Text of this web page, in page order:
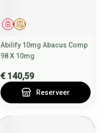
Op voorschrift
Geneesmiddel
Abilify 10mg Abacus Comp
98 X 10mg
€ 140,59
Reserveer